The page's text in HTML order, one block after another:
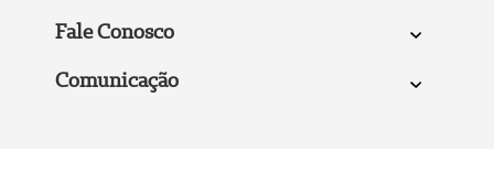
Fale Conosco
Comunicação